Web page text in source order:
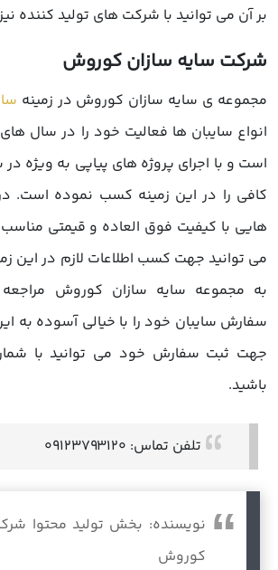
بر آن می توانید با شرکت های تولید کننده
شرکت سایه سازان کوروش
مجموعه ی سایه سازان کوروش در زمینه
انواع سایبان ها فعالیت خود را در سال
است و با اجرای پروژه های پیاپی به ویژه
کافی را در این زمینه کسب نموده است.
هایی با کیفیت فوق العاده و قیمتی مناسب
می توانید جهت کسب اطلاعات لازم در این
به مجموعه سایه سازان کوروش
سفارش سایبان خود را با خیالی آسوده به
جهت ثبت سفارش خود می توانید با
باشید.
تلفن تماس: 09123793120
نویسنده: بخش تولید محتوا
کوروش